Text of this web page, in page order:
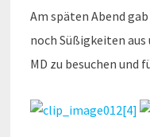
Am späten Abend
noch Süßigkeiten
MD zu besuchen und